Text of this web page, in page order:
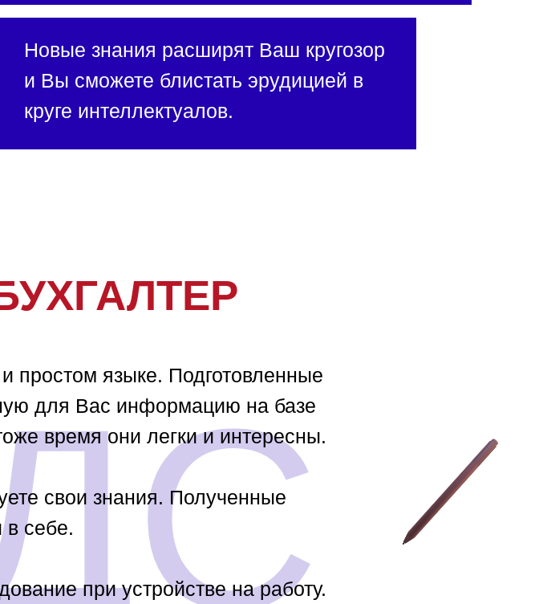
Новые знания расширят Ваш кругозор
и Вы сможете блистать эрудицией в
круге интеллектуалов.
простом языке. Подготовленные
для Вас информацию на базе
время они легки и интересны.
свои знания. Полученные
в себе.
при устройстве на работу.